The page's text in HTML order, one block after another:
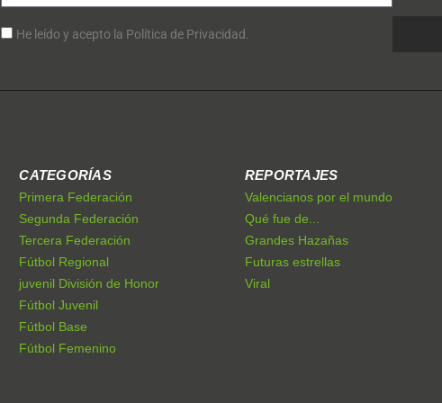
He leído y acepto la Política de Privacidad.
CATEGORÍAS
Primera Federación
Segunda Federación
Tercera Federación
Fútbol Regional
juvenil División de Honor
Fútbol Juvenil
Fútbol Base
Fútbol Femenino
REPORTAJES
Valencianos por el mundo
Qué fue de...
Grandes Hazañas
Futuras estrellas
Viral